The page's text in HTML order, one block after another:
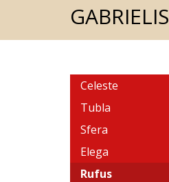
GABRIELIS
Celeste
Tubla
Sfera
Elega
Rufus